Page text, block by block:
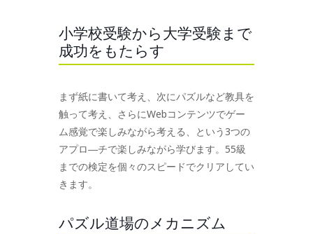
小学校受験から大学受験まで
成功をもたらす
まず紙に書いて考え、次にパズルなど教具を
触って考え、さらにWebコンテンツでゲー
ム感覚で楽しみながら考える、という3つの
アプロ―チで楽しみながら学びます。55級
までの検定を個々のスピードでクリアしてい
きます。
パズル道場のメカニズム